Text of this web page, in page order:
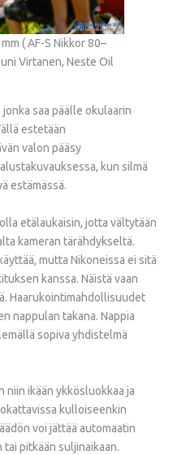
( AF-S Nikkor 80–
Virtanen, Neste Oil
saa päälle okulaarin
estetään
valon pääsy
kun silmä
estämässä.
etälaukaisin, jotta vältytään
kameran tärähdykseltä.
mutta Nikoneissa ei sitä
kanssa. Näistä vaan
Haarukointimahdollisuudet
nappulan takana. Nappia
sopiva yhdistelmä
ikään ykkösluokkaa ja
kulloiseenkin
voi jättää automaatin
pitkään suljinaikaan.